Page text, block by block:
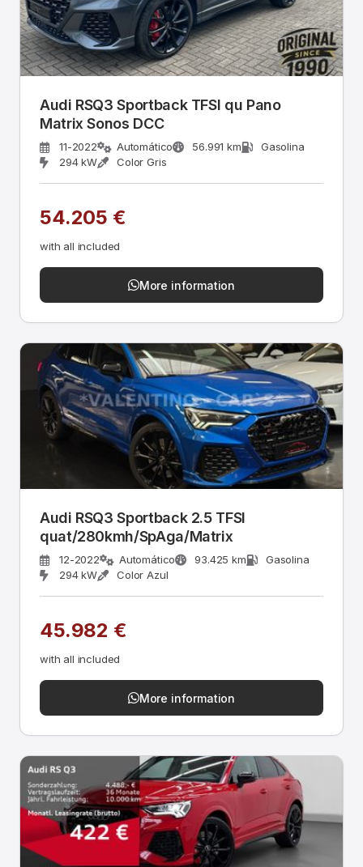
Audi RSQ3 Sportback TFSI qu Pano
Matrix Sonos DCC
11-2022 Automático 56.991 km
Gasolina
294 kW
Color Gris
54.205 €
with all included
More information
Audi RSQ3 Sportback 2.5 TFSI
quat/280kmh/SpAga/Matrix
12-2022 Automático 93.425 km
Gasolina
294 kW
Color Azul
45.982 €
with all included
More information